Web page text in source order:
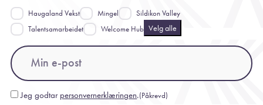
Haugaland Vekst Mingel
Sildikon Valley
Talentsamarbeidet
Welcome Hub Velg alle
Email
Consent(Påkrevd)
Jeg godtar personvernerklæringen.(Påkrevd)